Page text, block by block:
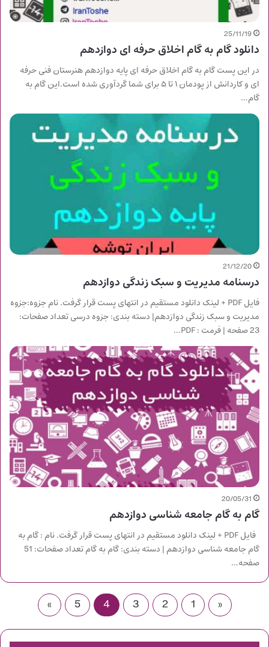
25/11/19
دانلود گام به گام اخلاق حرفه ای دوازدهم
در این پست گام به گام اخلاق حرفه ای پایه دوازدهم هنرستان فنی حرفه
ای و کاردانش از پودمان ۱ تا ۵ برای شما گردآوری شده است.این گام به
گام…
21/12/20
درسنامه مدیریت و سبک زندگی دوازدهم
فایل PDF + لینک دانلود مستقیم در انتهای پست قرار گرفت. نام جزوه:جزوه
مدیریت و سبک زندگی دوازدهم| دسته بندی: جزوه درسی تعداد صفحات:
23 صفحه | فرمت : PDF…
20/05/31
گام به گام جامعه شناسی دوازدهم
فایل PDF + لینک دانلود مستقیم در انتهای پست قرار گرفت. نام : گام به
گام جامعه شناسی دوازدهم | دسته بندی: گام به گام تعداد صفحات: 51
صفحه…
«
1
2
3
4
5
»